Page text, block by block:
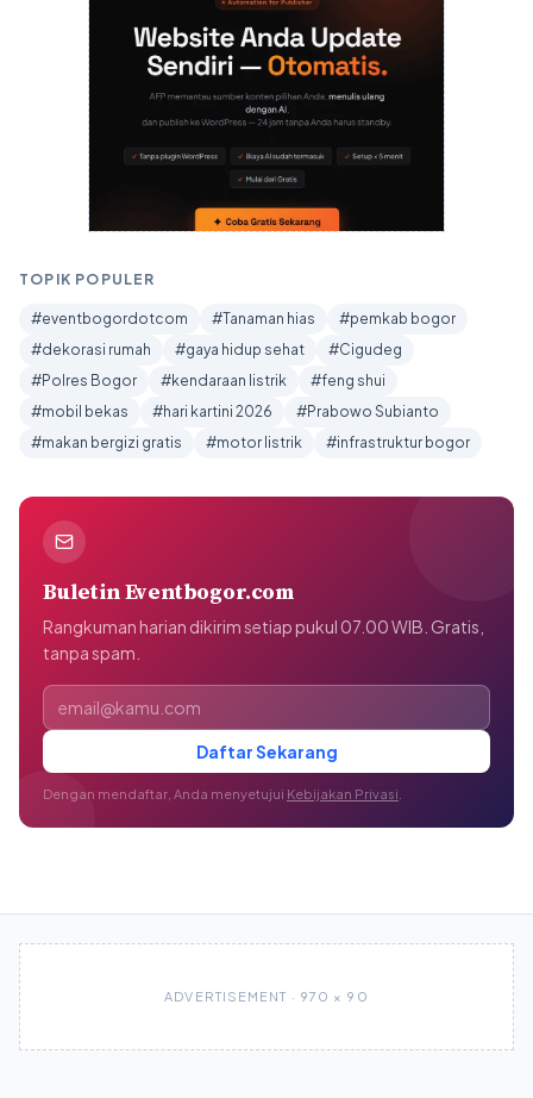
TOPIK POPULER
#eventbogordotcom #Tanaman hias
#pemkab bogor
#dekorasi rumah
#gaya hidup sehat
#Cigudeg
#Polres Bogor
#kendaraan listrik
#feng shui
#mobil bekas
#hari kartini 2026
#Prabowo Subianto
#makan bergizi gratis
#motor listrik #infrastruktur bogor
Buletin Eventbogor.com
Rangkuman harian dikirim setiap pukul 07.00 WIB. Gratis,
tanpa spam.
Alamat email
Daftar Sekarang
Dengan mendaftar, Anda menyetujui Kebijakan Privasi
ADVERTISEMENT · 970 × 90